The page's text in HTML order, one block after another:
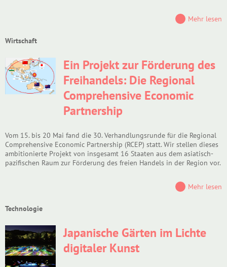
Mehr lesen
Wirtschaft
Ein Projekt zur Förderung des
Freihandels: Die Regional
Comprehensive Economic
Partnership
Vom 15. bis 20 Mai fand die 30. Verhandlungsrunde für die Regional
Comprehensive Economic Partnership (RCEP) statt. Wir stellen dieses
ambitionierte Projekt von insgesamt 16 Staaten aus dem asiatisch-
pazifischen Raum zur Förderung des freien Handels in der Region vor.
Mehr lesen
Technologie
Japanische Gärten im Lichte
digitaler Kunst